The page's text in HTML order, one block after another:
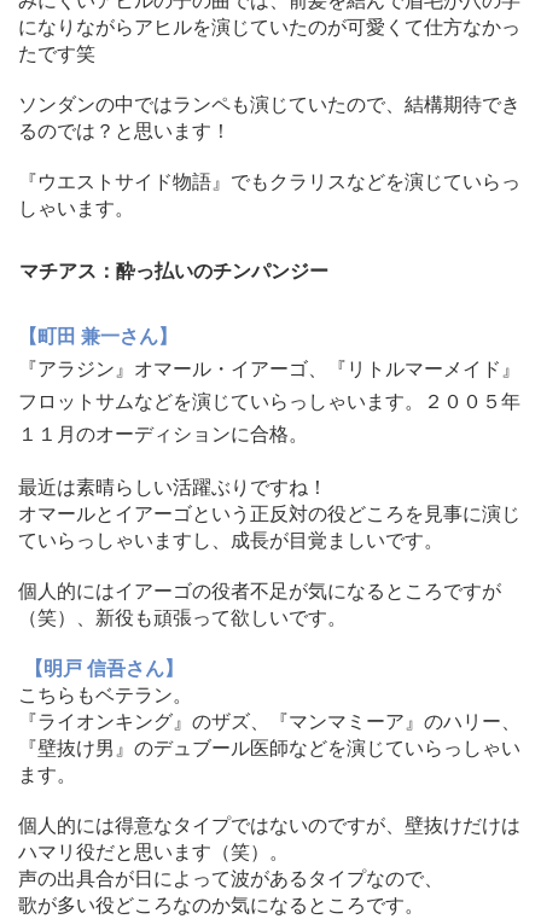
になりながらアヒルを演じていたのが可愛くて仕方なかっ
たです笑
ソンダンの中ではランペも演じていたので、 結構期待でき
るのでは？と思います！
『ウエストサイド物語』でもクラリスなどを演じていらっ
しゃいます。
マチアス：酔っ払いのチンパンジー
【町田 兼一さん】
『アラジン』オマール・イアーゴ、『リトルマーメイド』
フロットサムなどを演じていらっしゃいます。２００５年
１１月のオーディションに合格。
最近は素晴らしい活躍ぶりですね！
オマールとイアーゴという正反対の役どころを見事に演じ
ていらっ しゃいますし、成長が目覚ましいです。
個人的にはイアーゴの役者不足が気になるところですが
（笑）、 新役も頑張って欲しいです。
【明戸 信吾さん】
こちらもベテラン。
『ライオンキング』のザズ、『マンマミーア』 のハリー、
『壁抜け男』 のデュブール医師などを演じていらっしゃい
ます。
個人的には得意なタイプではないのですが、 壁抜けだけは
ハマリ役だと思います（笑）。
声の出具合が日によって波があるタイプなので、
歌が多い役どころなのか気になるところです。